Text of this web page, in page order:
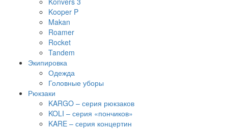
Kooper P
Makan
Roamer
Rocket
Tandem
Экипировка
Одежда
Головные уборы
Рюкзаки
KARGO – серия рюкзаков
KOLI – серия «пончиков»
KARE – серия концертин